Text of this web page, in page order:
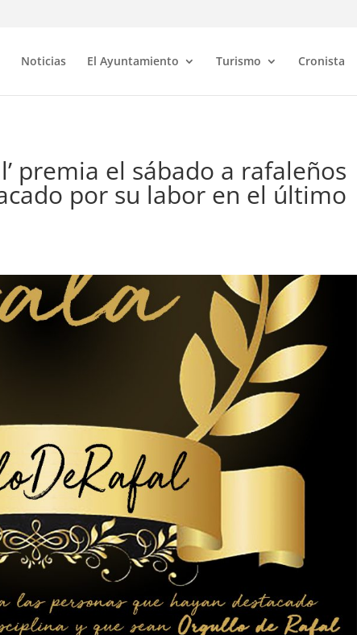
Noticias El Ayuntamiento Turismo Cronista
premia el sábado a rafaleños
por su labor en el último